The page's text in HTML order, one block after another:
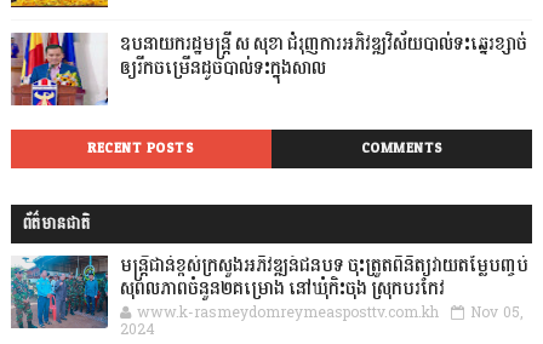
ឧបនាយករដ្ឋមន្ដ្រី ស សុខា ជំរុញការអភិវឌ្ឍវិស័យបាល់ទះឆ្នេរខ្សាច់
ឲ្យរីកចម្រើនដូចបាល់ទះក្នុងសាល
RECENT POSTS COMMENTS
ព័ត៌មានជាតិ
មន្ត្រីជាន់ខ្ពស់ក្រសួងអភិវឌ្ឍន៍ជនបទ ចុះត្រួតពិនិត្យវាយតម្លៃបញ្ចប់
សុពលភាពចំនួន២គម្រោង នៅឃុំកិះចុង ស្រុកបរកែវ
www.k-rasmeydomreymeasposttv.com.kh Nov 05,
2024